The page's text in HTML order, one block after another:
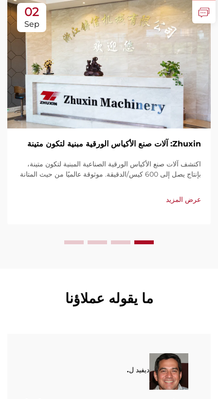
02
Sep
Zhuxin: آلات صنع الأكياس الورقية مبنية لتكون متينة
اكتشف آلات صنع الأكياس الورقية الصناعية المبنية لتكون متينة،
بإنتاج يصل إلى 600 كيس/الدقيقة. موثوقة عالميًا من حيث المتانة
وخدمة سريعة. اطلب عرض سعر اليوم.
عرض المزيد
ما يقوله عملاؤنا
ديفيد ل.